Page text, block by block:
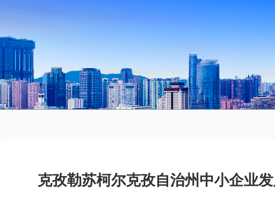
克孜勒苏柯尔克孜自治州中小企业